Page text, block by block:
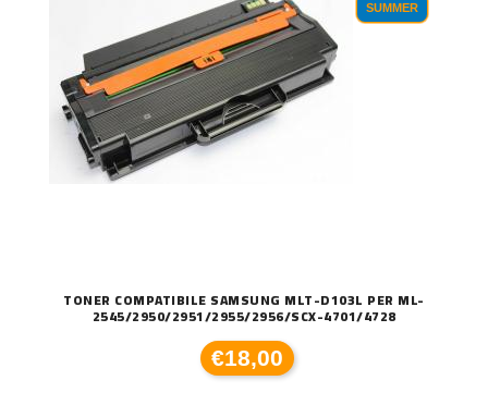
SUMMER
TONER COMPATIBILE SAMSUNG MLT-D103L PER ML-
2545/2950/2951/2955/2956/SCX-4701/4728
€18,00